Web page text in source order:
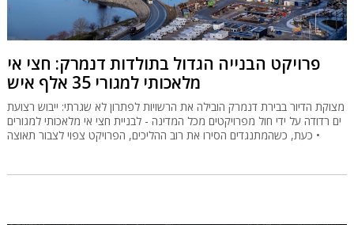
פרויקט הבנייה הגדול בתולדות דנמרק: חצי אי
מלאכותי למגורי 35 אלף איש
מצוקת הדיור בבירת דנמרק הובילה את הרשויות לפתרון לא שגרתי: ייבוש רצועת
ים רדודה על ידי חול מפרויקטים מכל המדינה - לבניית חצי אי מלאכותי למגורים
• כעת, כשהמתנגדים הסירו את רוב ההליכים, הפרויקט צפוי לצבור תאוצה